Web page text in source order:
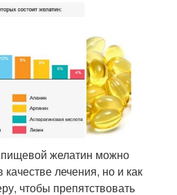
желатин можно
лечения, но и как
чтобы препятствовать